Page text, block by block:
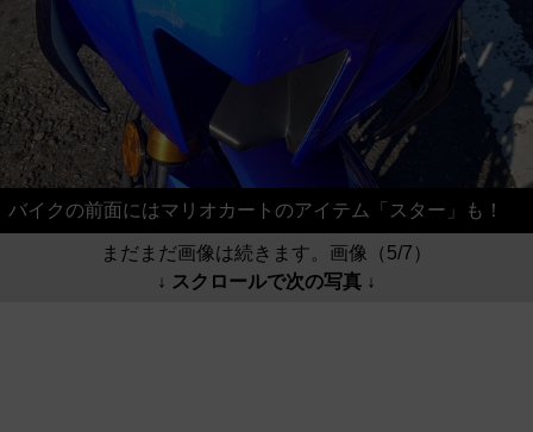
バイクの前面にはマリオカートのアイテム「スター」も！
まだまだ画像は続きます。画像（5/7）
↓ スクロールで次の写真 ↓